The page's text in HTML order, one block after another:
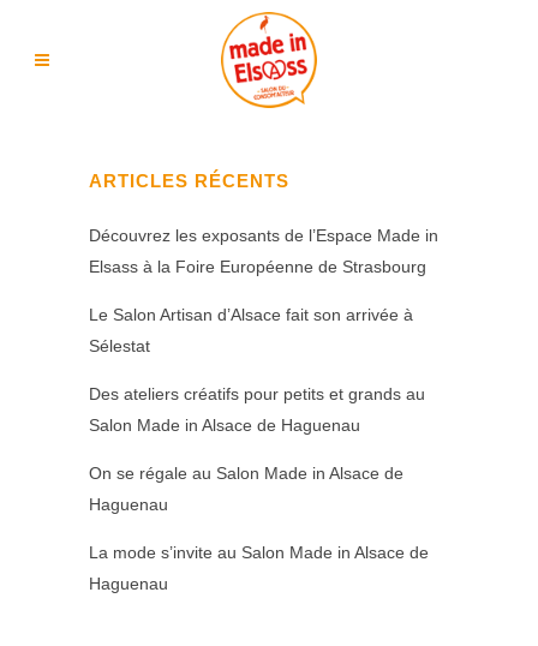
ARTICLES RÉCENTS
Découvrez les exposants de l’Espace Made in
Elsass à la Foire Européenne de Strasbourg
Le Salon Artisan d’Alsace fait son arrivée à
Sélestat
Des ateliers créatifs pour petits et grands au
Salon Made in Alsace de Haguenau
On se régale au Salon Made in Alsace de
Haguenau
La mode s’invite au Salon Made in Alsace de
Haguenau